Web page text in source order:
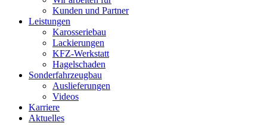
Kunden und Partner
Leistungen
Karosseriebau
Lackierungen
KFZ-Werkstatt
Hagelschaden
Sonderfahrzeugbau
Auslieferungen
Videos
Karriere
Aktuelles